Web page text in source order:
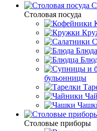
Столовая посуда
Блюда
бульонницы
Cтоловые приборы